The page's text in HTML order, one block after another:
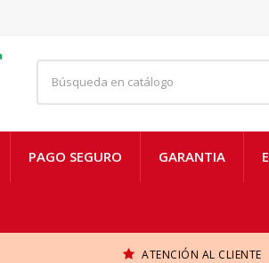
PAGO SEGURO GARANTIA
ATENCIÓN AL CLIENTE